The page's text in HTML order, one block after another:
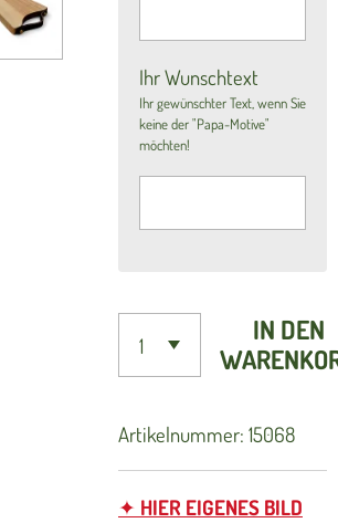
Ihr Wunschtext
Ihr gewünschter Text, wenn Sie
keine der "Papa-Motive"
möchten!
IN DEN
Artikelnummer: 15068
✦ HIER EIGENES BILD